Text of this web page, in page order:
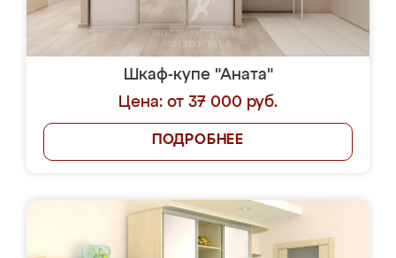
Шкаф-купе "Аната"
Цена: от 37 000 руб.
ПОДРОБНЕЕ